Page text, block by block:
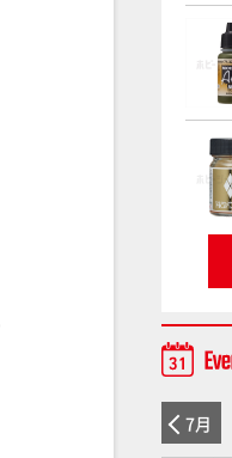
7月